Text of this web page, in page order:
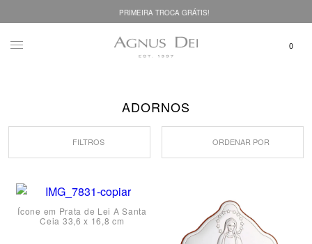
PRIMEIRA TROCA GRÁTIS!
ADORNOS
FILTROS ORDENAR POR
Ícone em Prata de Lei A Santa
Ceia 33,6 x 16,8 cm